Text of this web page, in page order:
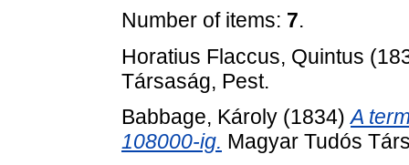
Number of items: 7.
Horatius Flaccus, Quintus
Társaság, Pest.
Babbage, Károly (1834)A
108000-ig. Magyar Tudós